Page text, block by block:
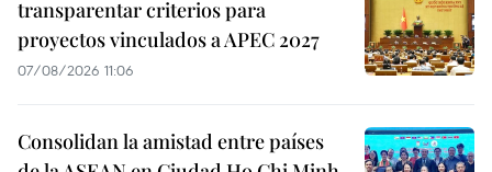
transparentar criterios para
proyectos vinculados a APEC 2027
07/08/2026 11:06
Consolidan la amistad entre países